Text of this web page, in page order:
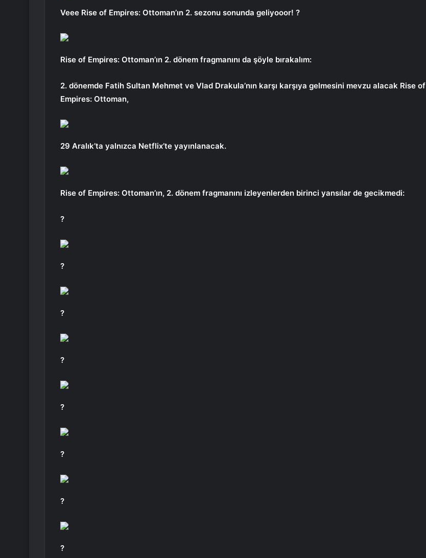
Veee Rise of Empires: Ottoman’ın 2. sezonu sonunda geliyooor! ?
Rise of Empires: Ottoman’ın 2. dönem fragmanını da şöyle bırakalım:
2. dönemde Fatih Sultan Mehmet ve Vlad Drakula’nın karşı karşıya gelmesini mevzu alacak Rise of
Empires: Ottoman,
29 Aralık’ta yalnızca Netflix’te yayınlanacak.
Rise of Empires: Ottoman’ın, 2. dönem fragmanını izleyenlerden birinci yansılar de gecikmedi:
?
?
?
?
?
?
?
?